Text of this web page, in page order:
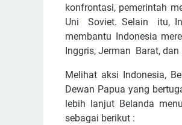
konfrontasi, pemerintah
Uni Soviet. Selain itu,
membantu Indonesia
Inggris, Jerman Barat, dan
Melihat aksi Indonesia,
Dewan Papua yang
lebih lanjut Belanda
sebagai berikut :